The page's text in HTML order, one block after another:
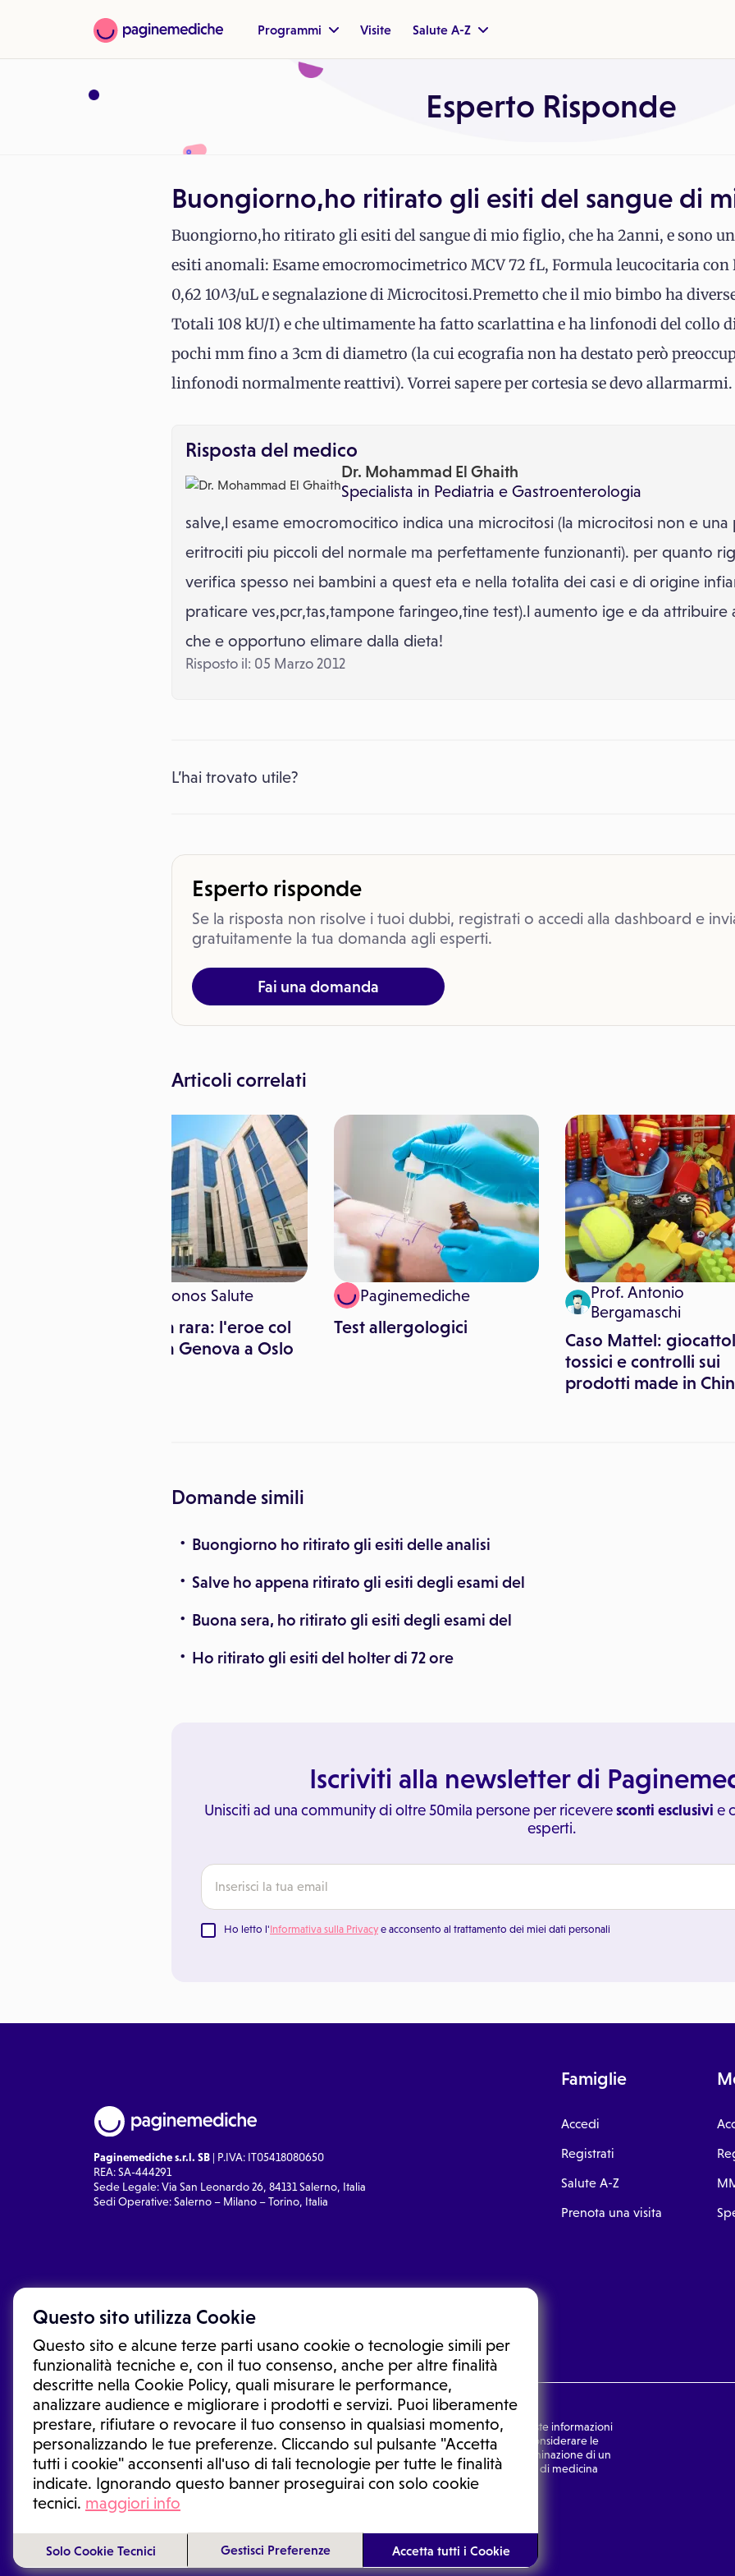
Questo sito utilizza Cookie
Questo sito e alcune terze parti usano cookie o tecnologie simili per
funzionalità tecniche e, con il tuo consenso, anche per altre finalità
descritte nella Cookie Policy, quali misurare le performance,
analizzare audience e migliorare i prodotti e servizi. Puoi liberamente
prestare, rifiutare o revocare il tuo consenso in qualsiasi momento,
personalizzando le tue preferenze. Cliccando sul pulsante "Accetta
tutti i cookie" acconsenti all'uso di tali tecnologie per tutte le finalità
indicate. Ignorando questo banner proseguirai con solo cookie
tecnici. maggiori info
Solo Cookie Tecnici Gestisci Preferenze Accetta tutti i Cookie
Programmi Visite Salute A-Z
Esperto Risponde
Buongiorno,ho ritirato gli esiti del sangue di
Buongiorno,ho ritirato gli esiti del sangue di mio figlio, che ha 2anni, e sono
esiti anomali: Esame emocromocimetrico MCV 72 fL, Formula leucocitaria con
0,62 10^3/uL e segnalazione di Microcitosi.Premetto che il mio bimbo ha
Totali 108 kU/I) e che ultimamente ha fatto scarlattina e ha linfonodi del collo
pochi mm fino a 3cm di diametro (la cui ecografia non ha destato però
linfonodi normalmente reattivi). Vorrei sapere per cortesia se devo allarmarmi.
Risposta del medico
Dr. Mohammad El Ghaith
Specialista in Pediatria e Gastroenterologia
salve,l esame emocromocitico indica una microcitosi (la microcitosi non e
eritrociti piu piccoli del normale ma perfettamente funzionanti). per quanto
verifica spesso nei bambini a quest eta e nella totalita dei casi e di origine
praticare ves,pcr,tas,tampone faringeo,tine test).l aumento ige e da attribuire
che e opportuno elimare dalla dieta!
Risposto il: 05 Marzo 2012
L’hai trovato utile?
Esperto risponde
Se la risposta non risolve i tuoi dubbi, registrati o accedi alla dashboard e
gratuitamente la tua domanda agli esperti.
Fai una domanda
Articoli correlati
Adnkronos Salute
Chirurgia rara: l'eroe col
bisturi da Genova a Oslo
Paginemediche
Test allergologici
Prof. Antonio
Bergamaschi
Caso Mattel:
tossici e controlli sui
prodotti made in
Domande simili
Buongiorno ho ritirato gli esiti delle analisi
Salve ho appena ritirato gli esiti degli esami del
Buona sera, ho ritirato gli esiti degli esami del
Ho ritirato gli esiti del holter di 72 ore
Iscriviti alla newsletter di
Unisciti ad una community di oltre 50mila persone per riceveresconti esclusivi e
esperti.
Ho letto l'Informativa sulla Privacy e acconsento al trattamento dei miei dati personali
Paginemediche s.r.l. SB | P.IVA: IT05418080650
REA: SA-444291
Sede Legale: Via San Leonardo 26, 84131 Salerno, Italia
Sedi Operative: Salerno – Milano – Torino, Italia
Famiglie
Accedi
Registrati
Salute A-Z
Prenota una visita
Le informazioni proposte in questo sito non sono un consulto medico. In nessun caso, queste informazioni
sostituiscono un consulto, una visita o una diagnosi formulata dal medico. Non si devono considerare le
informazioni disponibili come suggerimenti per la formulazione di una diagnosi, la determinazione di un
trattamento o l'assunzione o sospensione di un farmaco senza prima consultare un medico di medicina
generale o uno specialista.
Condizioni di utilizzo